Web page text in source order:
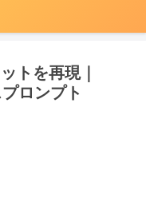
トを再現｜
ロンプト